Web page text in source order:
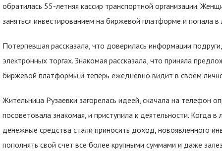
обратилась 55-летняя кассир транспортной организации.
заняться инвестированием на биржевой платформе и попала
Потерпевшая рассказала, что доверилась информации
электронных торгах. Знакомая рассказала, что приняла
биржевой платформы и теперь ежедневно видит в своем
Жительница Рузаевки загорелась идеей, скачала на телефон
посоветовала знакомая, и приступила к деятельности. Когда
денежные средства стали приносить доход, новоявленного
пополнять свой счет все более крупными суммами и даже